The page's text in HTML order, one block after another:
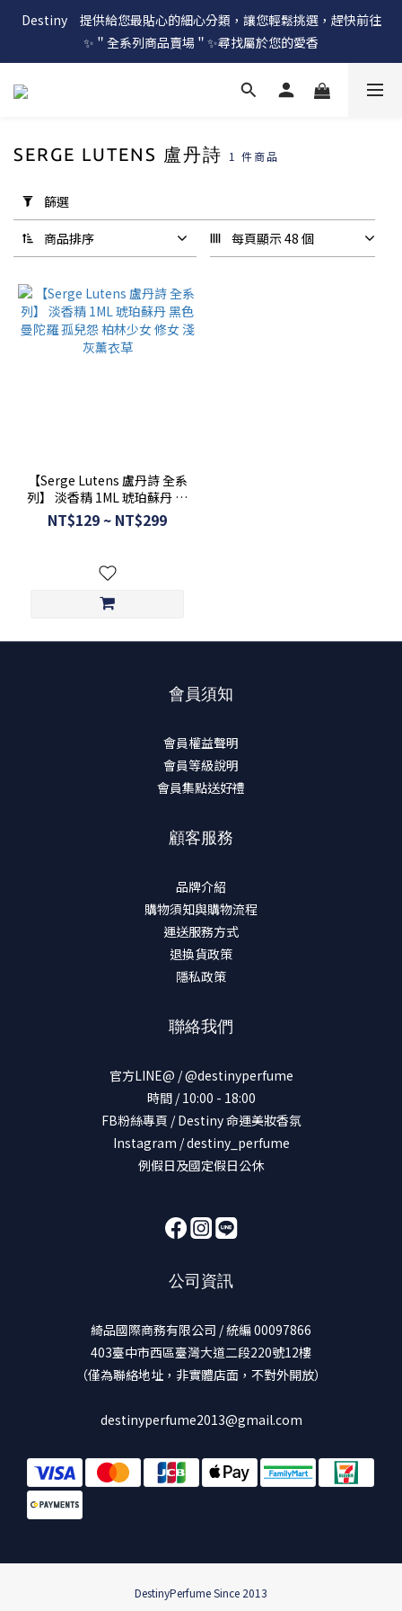
Destiny　提供給您最貼心的細心分類，讓您輕鬆挑選，趕快前往
✨＂全系列商品賣場＂✨尋找屬於您的愛香
用
篩
選
(0/20)
價格
(NT$)
SERGE LUTENS 盧丹詩 1 件商品
篩選
商品排序 每頁顯示 48 個
【Serge Lutens 盧丹詩 全系
列】 淡香精 1ML 琥珀蘇丹 黑
色曼陀羅 孤兒怨 柏林少女 修
女 淺灰薰衣草
NT$129 ~ NT$299
會員須知
會員權益聲明
會員等級說明
會員集點送好禮
顧客服務
品牌介紹
購物須知與購物流程
運送服務方式
退換貨政策
隱私政策
聯絡我們
官方LINE@ / @destinyperfume
時間 / 10:00 - 18:00
FB粉絲專頁 / Destiny 命運美妝香氛
Instagram / destiny_perfume
例假日及國定假日公休
公司資訊
綺品國際商務有限公司 / 統編 00097866
403臺中市西區臺灣大道二段220號12樓
（僅為聯絡地址，非實體店面，不對外開放）
destinyperfume2013@gmail.com
DestinyPerfume Since 2013